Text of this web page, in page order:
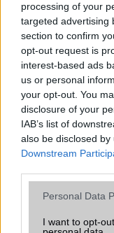
processing of your
targeted advertising
section to confirm
opt-out request is
interest-based ads
us or personal
your opt-out. You
disclosure of your
IAB’s list of
also be disclosed
Downstream
Please note that
not limited to your
Personal Data
I want to opt-
Végül azt is fontos
során minden
választásuk eltérhet.
kijelző, hosszabb
MOBILTELEFON
Apple
Huawei